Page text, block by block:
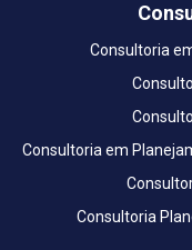
Consultoria
Consultoria em
Consultoria